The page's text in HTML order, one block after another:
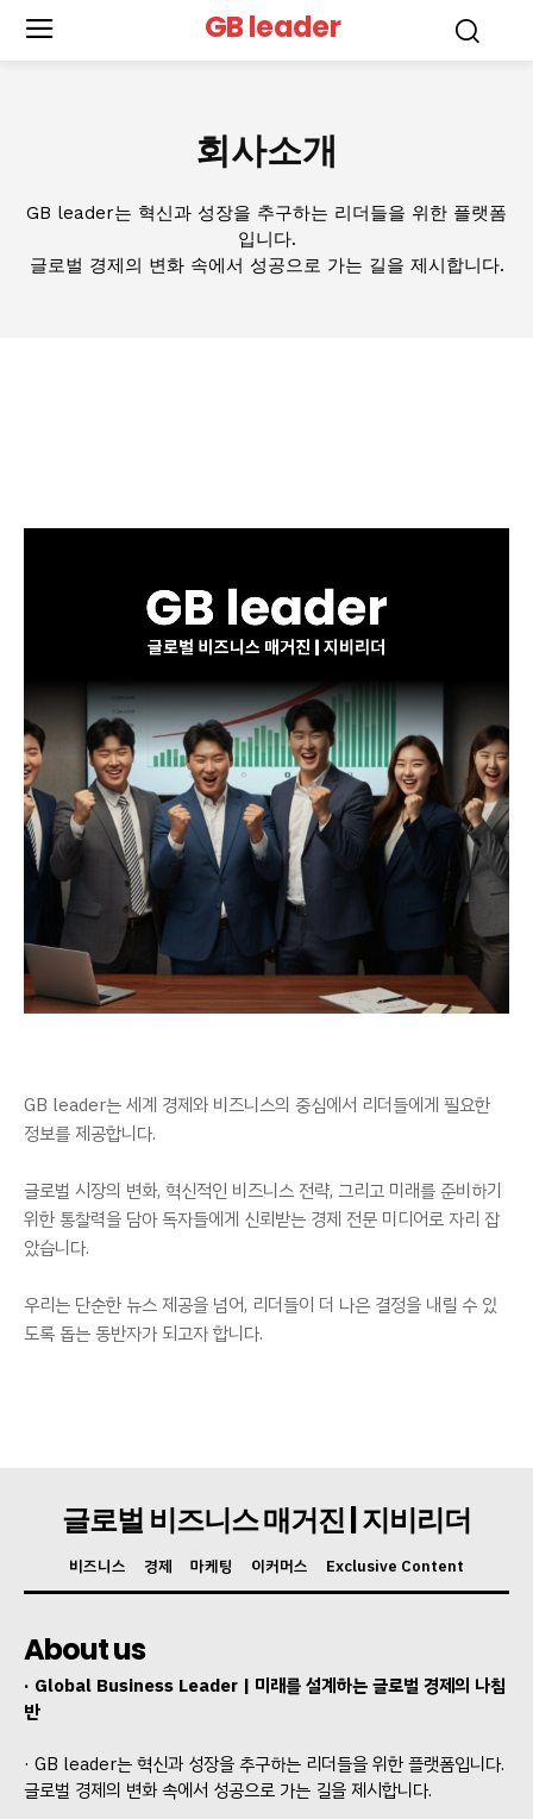
GB leader
Company
회사소개
고객센터
마이페이지
GB leader
회사소개
GB leader는 혁신과 성장을 추구하는 리더들을 위한 플랫폼
입니다.
글로벌 경제의 변화 속에서 성공으로 가는 길을 제시합니다.
GB leader는 세계 경제와 비즈니스의 중심에서 리더들에게 필요한
정보를 제공합니다.
글로벌 시장의 변화, 혁신적인 비즈니스 전략, 그리고 미래를 준비하기
위한 통찰력을 담아 독자들에게 신뢰받는 경제 전문 미디어로 자리 잡
았습니다.
우리는 단순한 뉴스 제공을 넘어, 리더들이 더 나은 결정을 내릴 수 있
도록 돕는 동반자가 되고자 합니다.
글로벌 비즈니스 매거진 | 지비리더
비즈니스 경제 마케팅 이커머스 Exclusive Content
About us
· Global Business Leader | 미래를 설계하는 글로벌 경제의 나침
반
· GB leader는 혁신과 성장을 추구하는 리더들을 위한 플랫폼입니다.
글로벌 경제의 변화 속에서 성공으로 가는 길을 제시합니다.